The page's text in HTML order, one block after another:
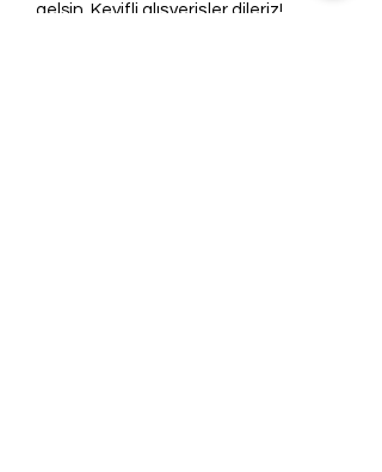
gelsin. Keyifli alışverişler dileriz!